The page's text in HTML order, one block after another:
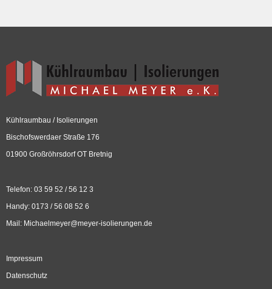
Kühlraumbau / Isolierungen
Bischofswerdaer Straße 176
01900 Großröhrsdorf OT Bretnig
Telefon: 03 59 52 / 56 12 3
Handy: 0173 / 56 08 52 6
Mail: Michaelmeyer@meyer-isolierungen.de
Impressum
Datenschutz